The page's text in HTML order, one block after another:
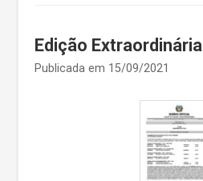
Edição Extraordinária
Publicada em 15/09/2021